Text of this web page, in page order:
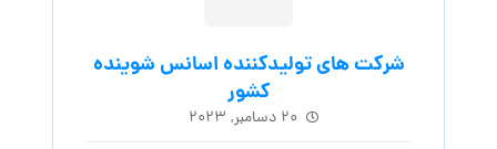
شرکت های تولیدکننده اسانس شوینده
کشور
۲۰ دسامبر, ۲۰۲۳